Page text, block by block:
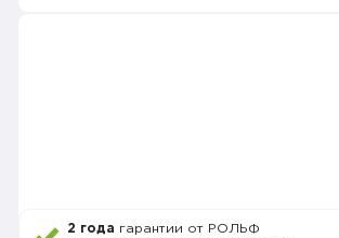
2 года гарантии от РОЛЬФ